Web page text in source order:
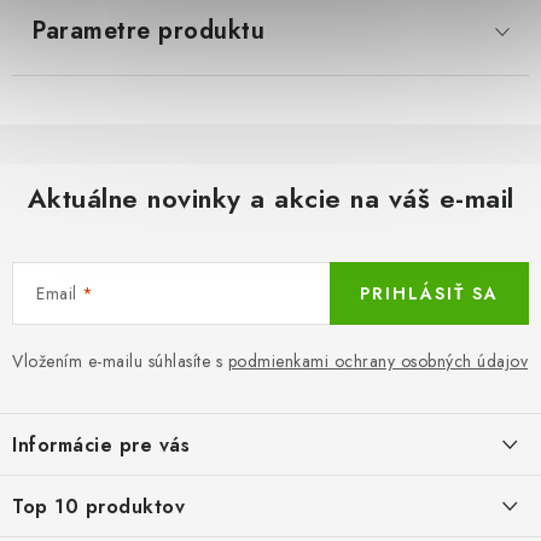
Parametre produktu
Aktuálne novinky a akcie na váš e-mail
Email
Vložením e-mailu súhlasíte s podmienkami ochrany osobných údajov
PRIHLÁSIŤ SA
p
ä
Informácie pre vás
Top 10 produktov